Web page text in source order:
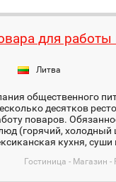
для работы
Литва
общественного
десятков
поваров.
(горячий, холодный
кухня, суши
Гостиница - Магазин